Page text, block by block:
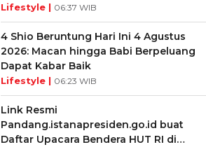
Lifestyle | 06:37 WIB
4 Shio Beruntung Hari Ini 4 Agustus
2026: Macan hingga Babi Berpeluang
Dapat Kabar Baik
Lifestyle | 06:23 WIB
Link Resmi
Pandang.istanapresiden.go.id buat
Daftar Upacara Bendera HUT RI di